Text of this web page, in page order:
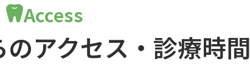
Access
アクセス・診療時間